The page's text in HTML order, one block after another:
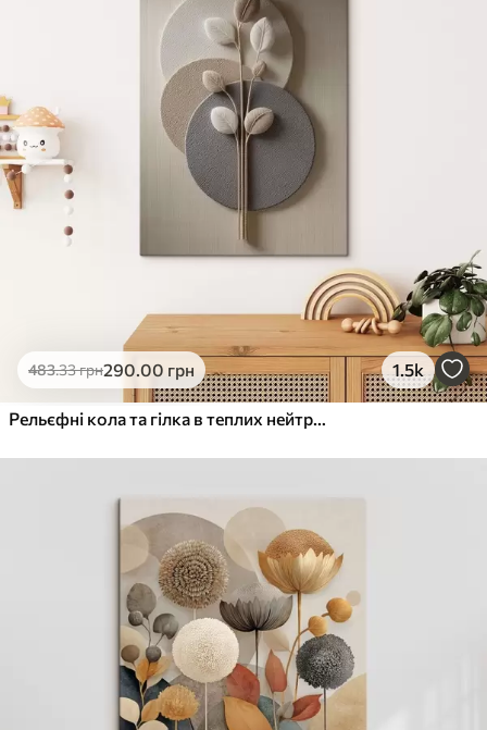
483.33грн290.00 грн 1.5k
Рельєфні кола та гілка в теплих нейтральних тонах